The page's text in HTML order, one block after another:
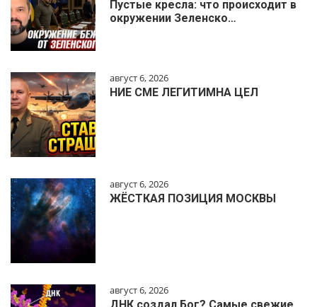
Пустые кресла: что происходит в
окружении Зеленско…
август 6, 2026
НИЕ СМЕ ЛЕГИТИМНА ЦЕЛ
август 6, 2026
ЖЁСТКАЯ ПОЗИЦИЯ МОСКВЫ
август 6, 2026